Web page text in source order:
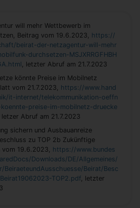
will mehr Wettbewerb im
Beitrag vom 19.6.2023, https://
beirat-der-netzagentur-will-mehr
durchsetzen-MSJXRRGFHBH
, letzter Abruf am 21.7.2023
könnte Preise im Mobilnetz
vom 21.7.2023, https://www.hand
it-internet/telekommunikation-oeffn
preise-im-mobilnetz-druecke
letzer Abruf am 21.7.2023
sichern und Ausbauanreize
zu TOP 2b Zukünftige
vom 19.6.2023, https://www.bundes
Downloads/DE/Allgemeines/
BeiraeteundAusschuesse/Beirat/Besc
TOP2.pdf, letzter